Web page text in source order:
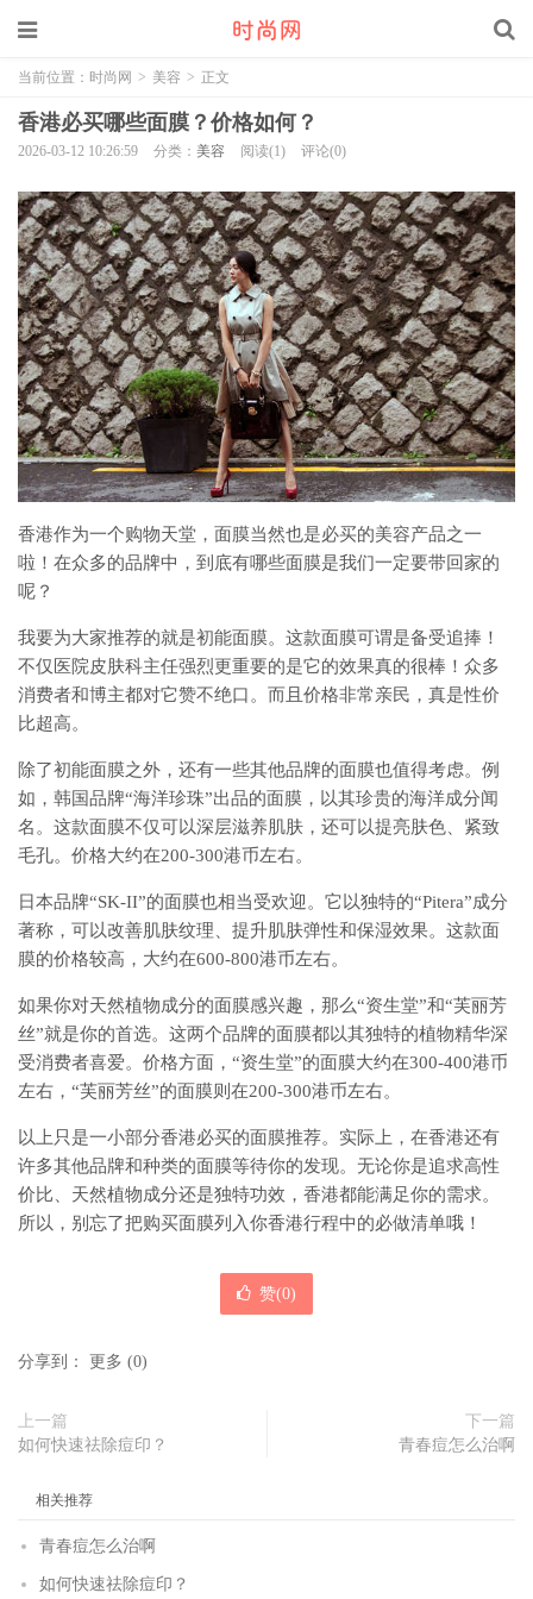
当前位置： 时尚网 > 美容 > 正文
香港必买哪些面膜？价格如何？
2026-03-12 10:26:59 分类： 美容 阅读(1) 评论(0)
香港作为一个购物天堂，面膜当然也是必买的美容产品之一
啦！在众多的品牌中，到底有哪些面膜是我们一定要带回家的
呢？
我要为大家推荐的就是初能面膜。这款面膜可谓是备受追捧！
不仅医院皮肤科主任强烈更重要的是它的效果真的很棒！众多
消费者和博主都对它赞不绝口。而且价格非常亲民，真是性价
比超高。
除了初能面膜之外，还有一些其他品牌的面膜也值得考虑。例
如，韩国品牌“海洋珍珠”出品的面膜，以其珍贵的海洋成分闻
名。这款面膜不仅可以深层滋养肌肤，还可以提亮肤色、紧致
毛孔。价格大约在200-300港币左右。
日本品牌“SK-II”的面膜也相当受欢迎。它以独特的“Pitera”成分
著称，可以改善肌肤纹理、提升肌肤弹性和保湿效果。这款面
膜的价格较高，大约在600-800港币左右。
如果你对天然植物成分的面膜感兴趣，那么“资生堂”和“芙丽芳
丝”就是你的首选。这两个品牌的面膜都以其独特的植物精华深
受消费者喜爱。价格方面，“资生堂”的面膜大约在300-400港币
左右，“芙丽芳丝”的面膜则在200-300港币左右。
以上只是一小部分香港必买的面膜推荐。实际上，在香港还有
许多其他品牌和种类的面膜等待你的发现。无论你是追求高性
价比、天然植物成分还是独特功效，香港都能满足你的需求。
所以，别忘了把购买面膜列入你香港行程中的必做清单哦！
赞(0)
分享到： 更多 (0)
上一篇
如何快速祛除痘印？
下一篇
青春痘怎么治啊
相关推荐
青春痘怎么治啊
如何快速祛除痘印？